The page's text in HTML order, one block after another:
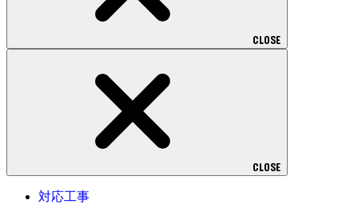
CLOSE
CLOSE
対応工事